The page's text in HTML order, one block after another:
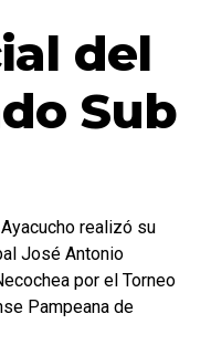
del
Sub
realizó su
José Antonio
por el Torneo
Pampeana de